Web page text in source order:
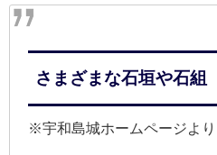
さまざまな石垣や石組
※宇和島城ホームページより